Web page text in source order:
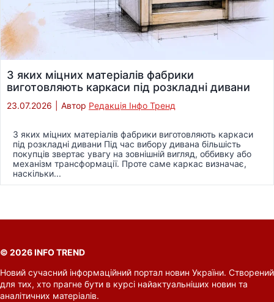
З яких міцних матеріалів фабрики
виготовляють каркаси під розкладні дивани
23.07.2026 Автор Редакція Інфо Тренд
З яких міцних матеріалів фабрики виготовляють каркаси
під розкладні дивани Під час вибору дивана більшість
покупців звертає увагу на зовнішній вигляд, оббивку або
механізм трансформації. Проте саме каркас визначає,
наскільки...
© 2026 INFO TREND
Новий сучасний інформаційний портал новин України. Створений
для тих, хто прагне бути в курсі найактуальніших новин та
аналітичних матеріалів.